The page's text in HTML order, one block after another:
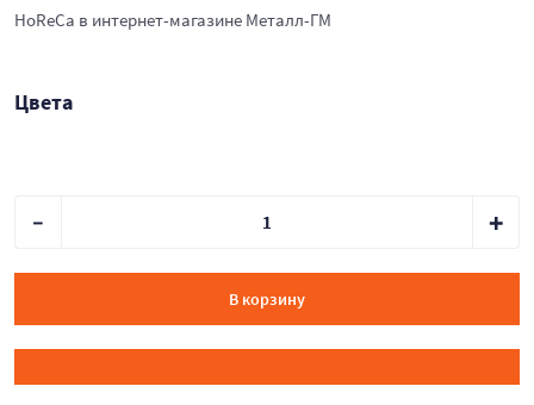
HoReCa в интернет-магазине Металл-ГМ
Цвета
В корзину